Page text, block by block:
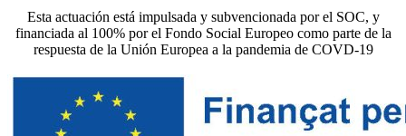
Esta actuación está impulsada y subvencionada por el SOC, y
financiada al 100% por el Fondo Social Europeo como parte de la
respuesta de la Unión Europea a la pandemia de COVD-19